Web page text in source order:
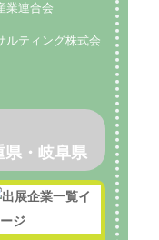
業連合会
ルティング株式会
県・岐阜県